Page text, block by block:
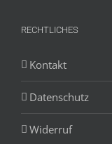
RECHTLICHES
Kontakt
Datenschutz
Widerruf